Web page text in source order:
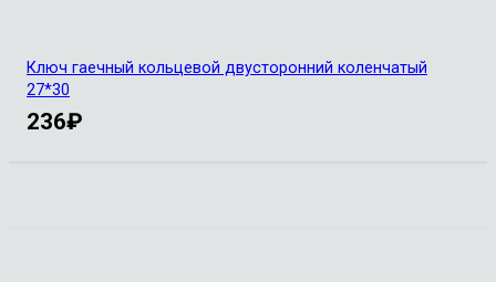
Ключ гаечный кольцевой двусторонний коленчатый
27*30
236₽